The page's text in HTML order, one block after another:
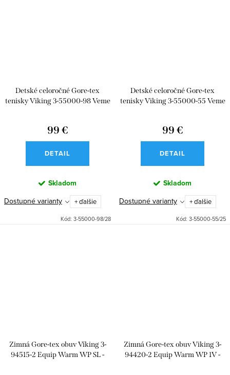
Detské celoročné Gore-tex
tenisky Viking 3-55000-98 Veme
99 €
DETAIL
Skladom
Dostupné varianty + ďalšie
Kód: 3-55000-98/28
Detské celoročné Gore-tex
tenisky Viking 3-55000-55 Veme
99 €
DETAIL
Skladom
Dostupné varianty + ďalšie
Kód: 3-55000-55/25
Zimná Gore-tex obuv Víking 3-
94515-2 Equip Warm WP SL -
Zimná Gore-tex obuv Viking 3-
94420-2 Equip Warm WP 1V -